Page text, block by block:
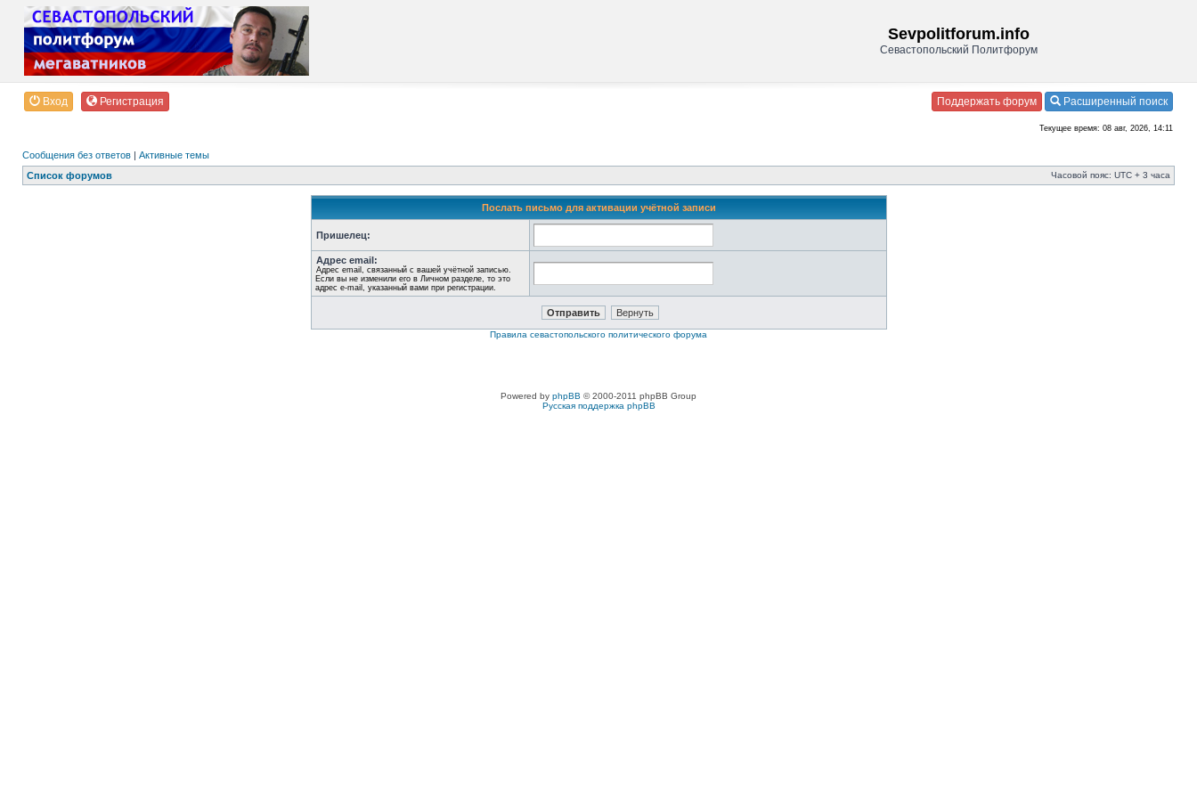
Sevpolitforum.info
Севастопольский Политфорум
Вход Регистрация Поддержать форум Расширенный поиск
Текущее время: 08 авг, 2026, 14:11
Сообщения без ответов | Активные темы
Список форумов
Часовой пояс: UTC + 3 часа
Послать письмо для активации учётной записи
Пришелец:
Адрес email:
Адрес email, связанный с вашей учётной записью.
Если вы не изменили его в Личном разделе, то это
адрес e-mail, указанный вами при регистрации.
Правила севастопольского политического форума
Powered by phpBB © 2000-2011 phpBB Group
Русская поддержка phpBB